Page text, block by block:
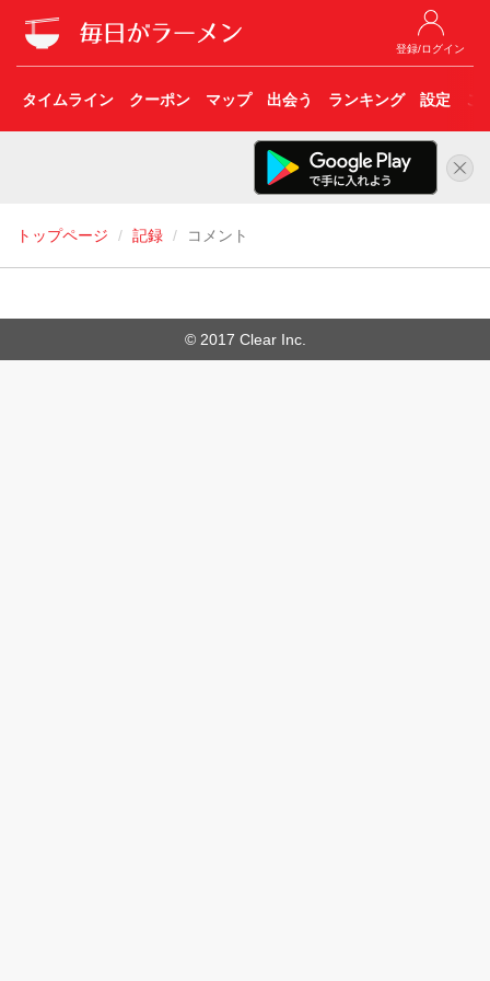
登録/ログイン
タイムライン クーポン マップ 出会う ランキング 設定 こ
トップページ 記録 コメント
© 2017 Clear Inc.